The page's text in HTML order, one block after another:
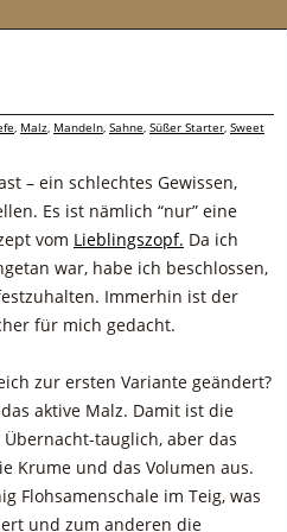
, Malz, Mandeln, Sahne, Süßer Starter, Sweet
– ein schlechtes Gewissen,
Es ist nämlich “nur” eine
vom Lieblingszopf. Da ich
war, habe ich beschlossen,
Immerhin ist der
für mich gedacht.
zur ersten Variante geändert?
aktive Malz. Damit ist die
tauglich, aber das
Krume und das Volumen aus.
Flohsamenschale im Teig, was
und zum anderen die